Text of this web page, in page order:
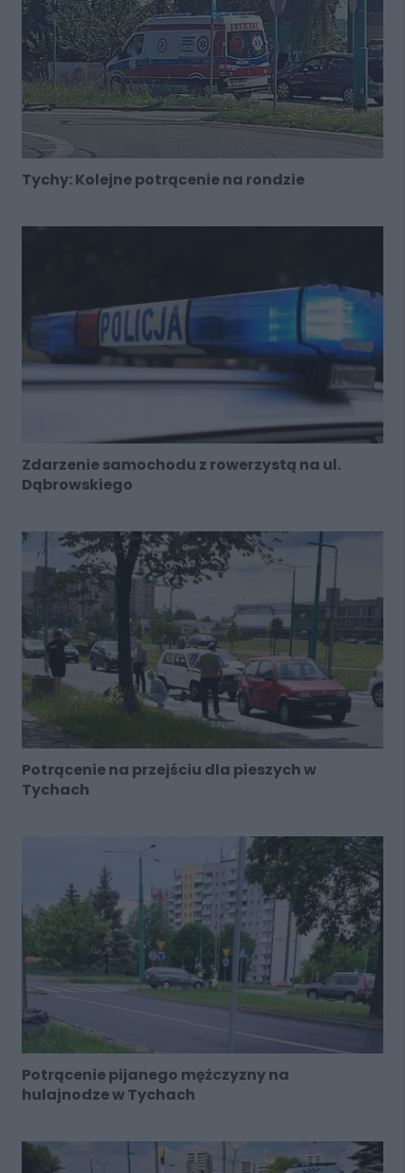
Tychy: Kolejne potrącenie na rondzie
Zdarzenie samochodu z rowerzystą na ul.
Dąbrowskiego
Potrącenie na przejściu dla pieszych w
Tychach
Potrącenie pijanego mężczyzny na
hulajnodze w Tychach